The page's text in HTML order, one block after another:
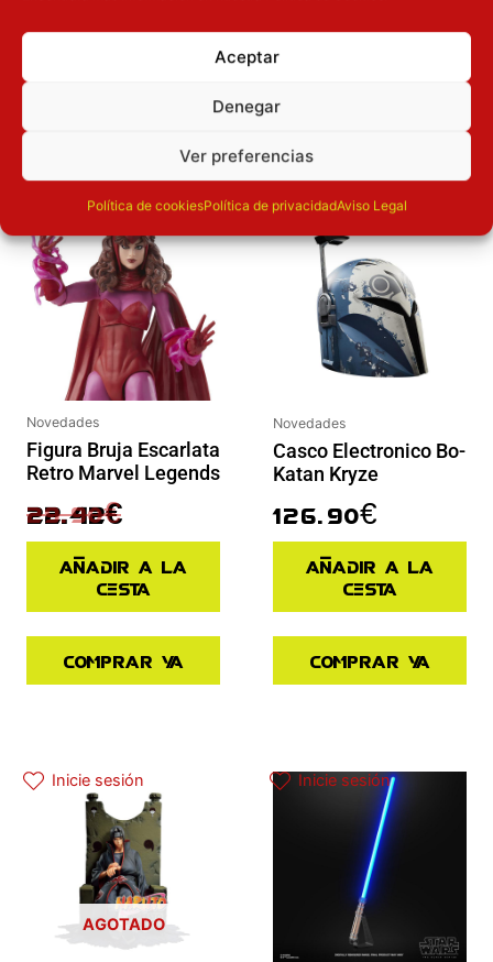
Aceptar
Denegar
Ver preferencias
Política de cookiesPolítica de privacidadAviso Legal
OTROS PRODUCTOS QUE TE
PUEDEN INTERESAR
Inicie sesión
Novedades
Figura Bruja Escarlata
Retro Marvel Legends
29.90€
El precio original era: 29.90€.
22.42€
El precio actual es: 22.42€.
Añadir a la
cesta
Comprar ya
Inicie sesión
Novedades
Casco Electronico Bo-
Katan Kryze
126.90€
Añadir a la
cesta
Comprar ya
Inicie sesión
AGOTADO
Inicie sesión